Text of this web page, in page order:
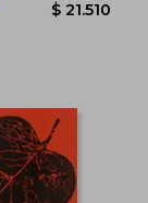
Rápido